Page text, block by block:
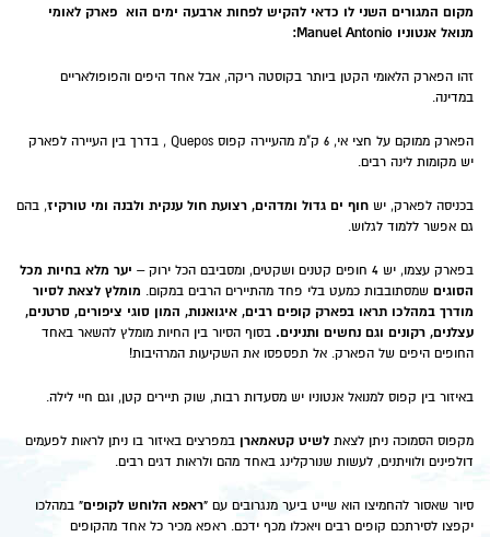
מקום המגורים השני לו כדאי להקיש לפחות ארבעה ימים הוא פארק לאומי
מנואל אנטוניו Manuel Antonio:
זהו הפארק הלאומי הקטן ביותר בקוסטה ריקה, אבל אחד היפים והפופולאריים
במדינה.
הפארק ממוקם על חצי אי, 6 ק"מ מהעיירה קפוס Quepos , בדרך בין העיירה לפארק
יש מקומות לינה רבים.
בכניסה לפארק, יש חוף ים גדול ומדהים, רצועת חול ענקית ולבנה ומי טורקיז, בהם
גם אפשר ללמוד לגלוש.
בפארק עצמו, יש 4 חופים קטנים ושקטים, ומסביבם הכל ירוק –
יער מלא בחיות מכל
הסוגים שמסתובבות כמעט בלי פחד מהתיירים הרבים במקום. מומלץ לצאת לסיור
מודרך במהלכו תראו בפארק קופים רבים, איגואנות, המון סוגי ציפורים, סרטנים,
עצלנים, רקונים וגם נחשים ותנינים. בסוף הסיור בין החיות מומלץ להשאר באחד
החופים היפים של הפארק. אל תפספסו את השקיעות המרהיבות!
באיזור בין קפוס למנואל אנטוניו יש מסעדות רבות, שוק תיירים קטן, וגם חיי לילה.
מקפוס הסמוכה ניתן לצאת לשיט קטאמארן במפרצים באיזור בו ניתן לראות לפעמים
דולפינים ולוויתנים, לעשות שנורקלינג באחד מהם ולראות דגים רבים.
סיור שאסור להחמיצו הוא שייט ביער מנגרובים עם "ראפא הלוחש לקופים" במהלכו
יקפצו לסירתכם קופים רבים ויאכלו מכף ידכם. ראפא מכיר כל אחד מהקופים